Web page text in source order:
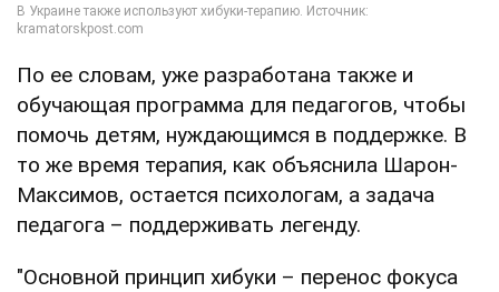
По ее словам, уже разработана также и
обучающая программа для педагогов, чтобы
помочь детям, нуждающимся в поддержке. В
то же время терапия, как объяснила Шарон-
Максимов, остается психологам, а задача
педагога – поддерживать легенду.
"Основной принцип хибуки – перенос фокуса